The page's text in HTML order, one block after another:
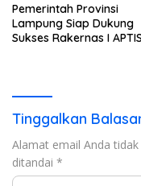
Pemerintah Provinsi
Lampung Siap Dukung
Sukses Rakernas I
Tinggalkan
Alamat email Anda
ditandai *